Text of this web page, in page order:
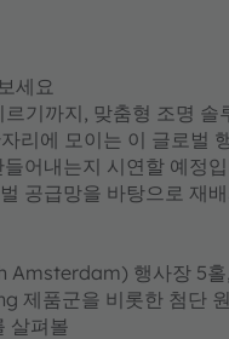
세요
기까지, 맞춤형 조명 솔
리에 모이는 이 글로벌
어내는지 시연할 예정
공급망을 바탕으로 재
Amsterdam) 행사장 5
제품군을 비롯한 첨단
살펴볼